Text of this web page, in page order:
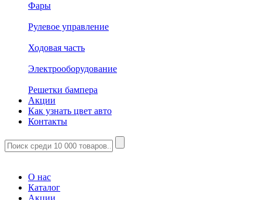
Фары
Рулевое управление
Ходовая часть
Электрооборудование
Решетки бампера
Акции
Как узнать цвет авто
Контакты
О нас
Каталог
Акции